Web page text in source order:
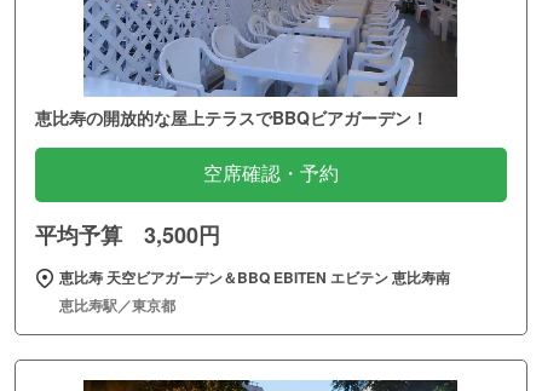
恵比寿の開放的な屋上テラスでBBQビアガーデン！
空席確認・予約
平均予算 3,500円
恵比寿 天空ビアガーデン＆BBQ EBITEN エビテン 恵比寿南
恵比寿駅／東京都